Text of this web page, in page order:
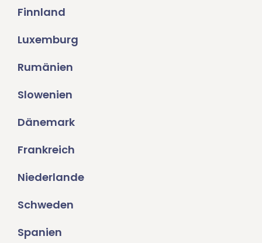
Finnland
Luxemburg
Rumänien
Slowenien
Dänemark
Frankreich
Niederlande
Schweden
Spanien